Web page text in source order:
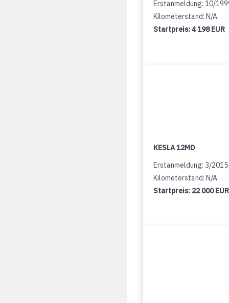
Erstanmeldung: 10/
Kilometerstand: N/A
Startpreis:4 198 EUR
KESLA 12MD
Erstanmeldung: 3/2015
Kilometerstand: N/A
Startpreis: 22 000 EUR